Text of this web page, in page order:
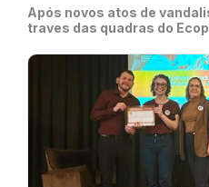
Após novos atos de
traves das quadras do